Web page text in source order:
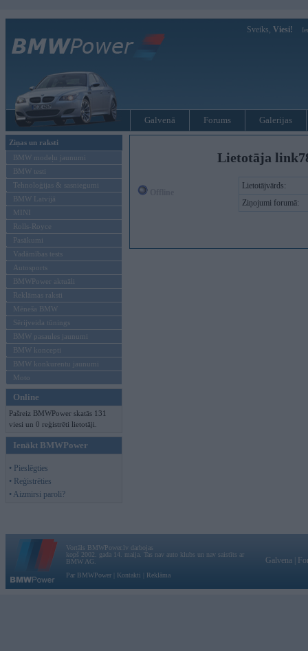
Sveiks, Viesi!
Galvenā Forums Galerijas
Ziņas un raksti
BMW modeļu jaunumi
BMW testi
Tehnoloģijas & sasniegumi
BMW Latvijā
MINI
Rolls-Royce
Pasākumi
Vadāmības tests
Autosports
BMWPower aktuāli
Reklāmas raksti
Mēneša BMW
Sērijveida tūnings
BMW pasaules jaunumi
BMW koncepti
BMW konkurentu jaunumi
Moto
Online
Pašreiz BMWPower skatās 131
viesi un 0 reģistrēti lietotāji.
Ienākt BMWPower
• Pieslēgties
• Reģistrēties
• Aizmirsi paroli?
Lietotāja
Lietotājvārds:
Ziņojumi forumā:
Vortāls BMWPower.lv darbojas
kopš 2002. gada 14. maija. Tas nav auto klubs un nav saistīts ar
BMW AG.
Par BMWPower
Kontakti Reklāma
Galvena